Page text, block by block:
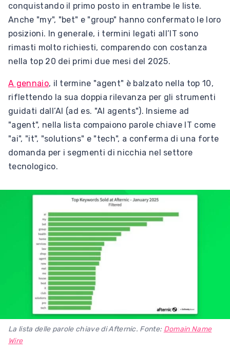
conquistando il primo posto in entrambe le liste.
Anche "my", "bet" e "group" hanno confermato le loro
posizioni. In generale, i termini legati all’IT sono
rimasti molto richiesti, comparendo con costanza
nella top 20 dei primi due mesi del 2025.
A gennaio, il termine "agent" è balzato nella top 10,
riflettendo la sua doppia rilevanza per gli strumenti
guidati dall’AI (ad es. "AI agents"). Insieme ad
"agent", nella lista compaiono parole chiave IT come
"ai", "it", "solutions" e "tech", a conferma di una forte
domanda per i segmenti di nicchia nel settore
tecnologico.
La lista delle parole chiave di Afternic. Fonte: Domain Name
Wire